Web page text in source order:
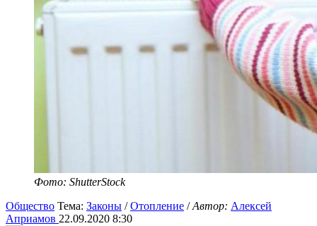
Фото: ShutterStock
Общество Тема: Законы /Отопление /Автор: Алексей
Априамов 22.09.2020 8:30